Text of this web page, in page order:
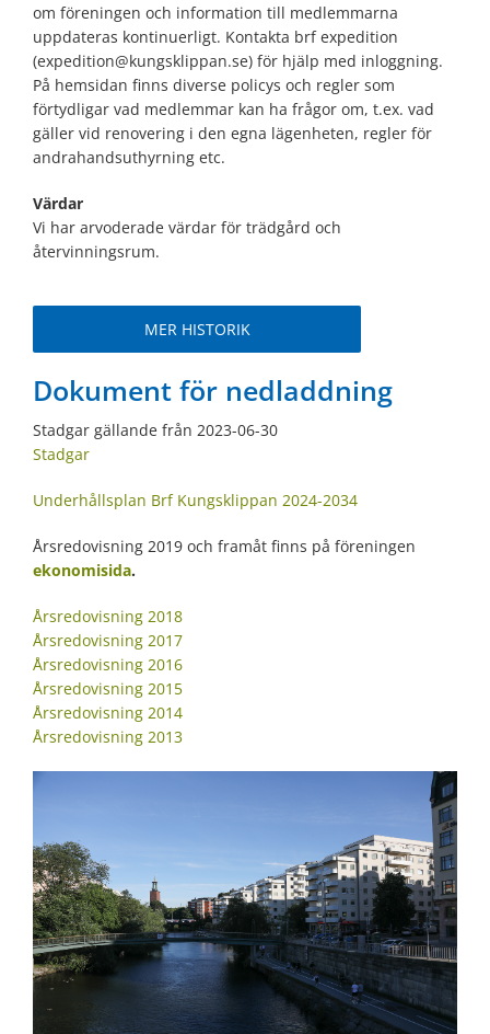
om föreningen och information till medlemmarna
uppdateras kontinuerligt. Kontakta brf expedition
(expedition@kungsklippan.se) för hjälp med inloggning.
På hemsidan finns diverse policys och regler som
förtydligar vad medlemmar kan ha frågor om, t.ex. vad
gäller vid renovering i den egna lägenheten, regler för
andrahandsuthyrning etc.
Värdar
Vi har arvoderade värdar för trädgård och
återvinningsrum.
MER HISTORIK
Dokument för nedladdning
Stadgar gällande från 2023-06-30
Stadgar
Underhållsplan Brf Kungsklippan 2024-2034
Årsredovisning 2019 och framåt finns på föreningen
ekonomisida.
Årsredovisning 2018
Årsredovisning 2017
Årsredovisning 2016
Årsredovisning 2015
Årsredovisning 2014
Årsredovisning 2013